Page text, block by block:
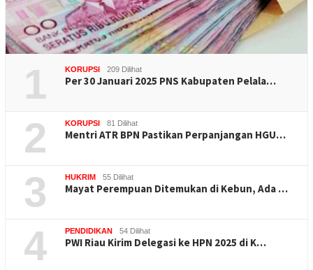
1 KORUPSI 209 Dilihat
Per 30 Januari 2025 PNS Kabupaten Pelala…
2 KORUPSI 81 Dilihat
Mentri ATR BPN Pastikan Perpanjangan HGU…
3 HUKRIM 55 Dilihat
Mayat Perempuan Ditemukan di Kebun, Ada …
4 PENDIDIKAN 54 Dilihat
PWI Riau Kirim Delegasi ke HPN 2025 di K…